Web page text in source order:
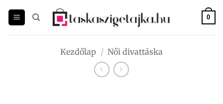
0
Kezdőlap / Női divattáska